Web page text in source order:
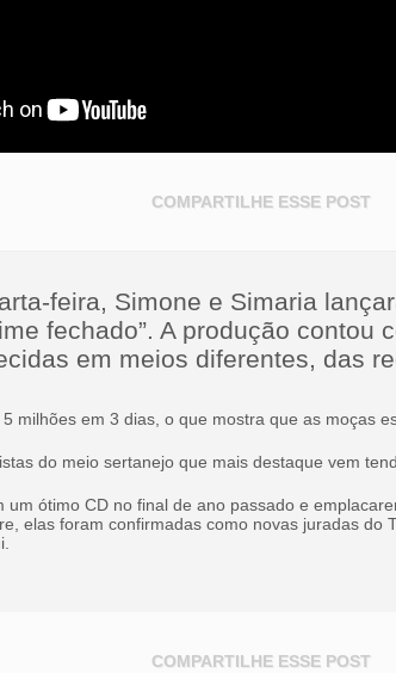
COMPARTILHE ESSE POST
feira, Simone e Simaria
fechado”. A produção contou
em meios diferentes, das
milhões em 3 dias, o que mostra que as moças
do meio sertanejo que mais destaque vem
um ótimo CD no final de ano passado e
elas foram confirmadas como novas juradas do
COMPARTILHE ESSE POST